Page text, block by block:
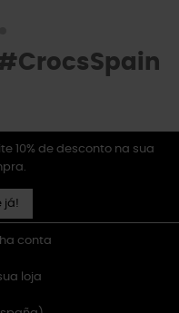
10% de desconto na sua
já!
conta
loja